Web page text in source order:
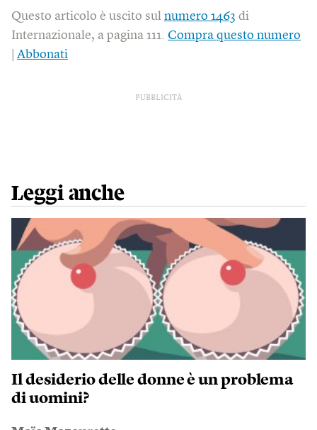
Questo articolo è uscito sul numero 1463 di
Internazionale, a pagina 111. Compra questo numero
Abbonati
PUBBLICITÀ
Leggi anche
Il desiderio delle donne è un problema
di uomini?